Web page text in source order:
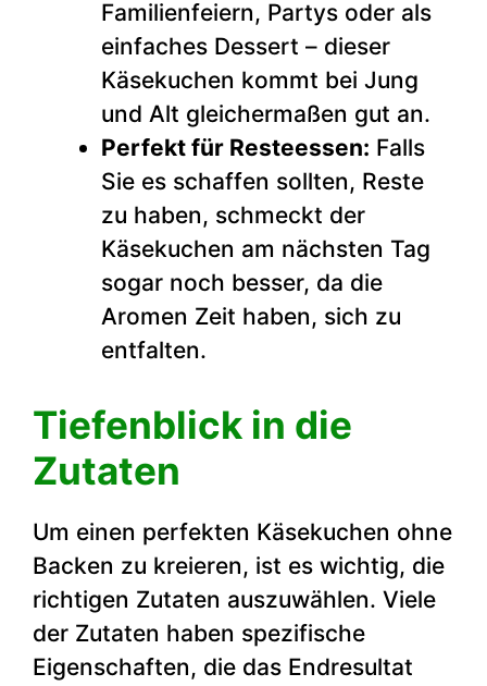
Familienfeiern, Partys oder als
einfaches Dessert – dieser
Käsekuchen kommt bei Jung
und Alt gleichermaßen gut an.
Perfekt für Resteessen: Falls
Sie es schaffen sollten, Reste
zu haben, schmeckt der
Käsekuchen am nächsten Tag
sogar noch besser, da die
Aromen Zeit haben, sich zu
entfalten.
Tiefenblick in die
Zutaten
Um einen perfekten Käsekuchen ohne
Backen zu kreieren, ist es wichtig, die
richtigen Zutaten auszuwählen. Viele
der Zutaten haben spezifische
Eigenschaften, die das Endresultat